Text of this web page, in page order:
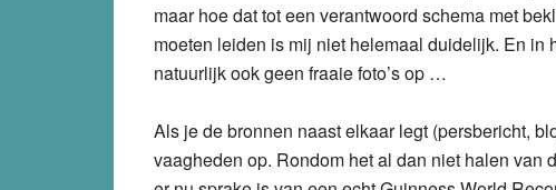
maar hoe dat tot een verantwoord schema met
moeten leiden is mij niet helemaal duidelijk. En in
natuurlijk ook geen fraaie foto’s op …
Als je de bronnen naast elkaar legt (persbericht,
vaagheden op. Rondom het al dan niet halen van